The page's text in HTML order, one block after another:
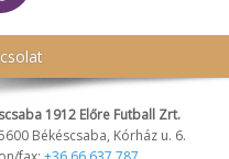
1912 Előre Futball Zrt.
Békéscsaba, Kórház u. 6.